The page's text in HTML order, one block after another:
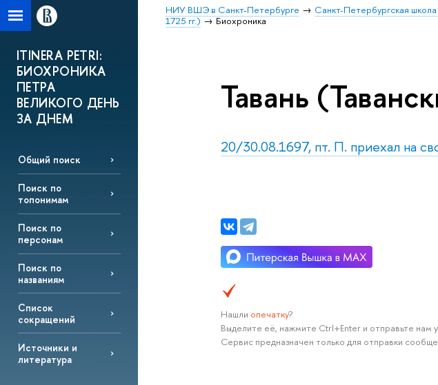
НИУ ВШЭ в Санкт-Петербурге Санкт-Петербургская школа
1725 гг.)
Биохроника
ITINERA PETRI:
БИОХРОНИКА
ПЕТРА
ВЕЛИКОГО ДЕНЬ
ЗА ДНЕМ
Общий поиск
Поиск по
топонимам
Поиск по
персонам
Поиск по
названиям
Список
сокращений
Источники и
литература
Тавань
20/30.08.1697, пт. П. приехал на
Нашли опечатку?
Выделите её, нажмите Ctrl+Enter и отправьте нам
Сервис предназначен только для отправки